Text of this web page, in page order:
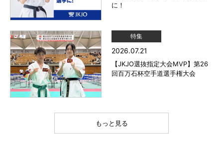
に！
特集
2026.07.21
【JKJO選抜指定大会MVP】第26
回百万石杯空手道選手権大会
もっと見る